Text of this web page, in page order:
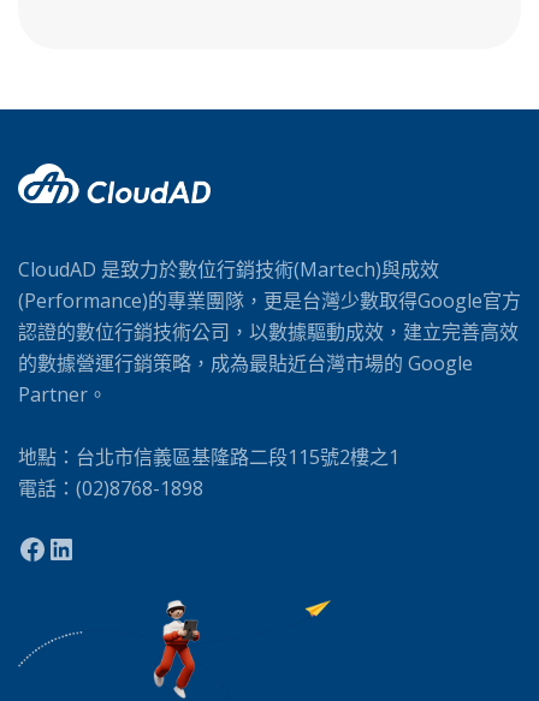
n
a
e
:
CloudAD 是致力於數位行銷技術(Martech)與成效
(Performance)的專業團隊，更是台灣少數取得Google官方
認證的數位行銷技術公司，以數據驅動成效，建立完善高效
的數據營運行銷策略，成為最貼近台灣市場的 Google
Partner。
地點：台北市信義區基隆路二段115號2樓之1
電話：(02)8768-1898